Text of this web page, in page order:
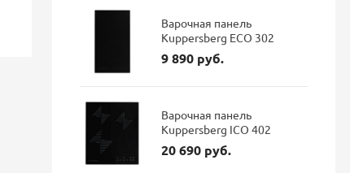
Экономия: 18 350 руб.
Наличие: В наличии
Варочная панель
Kuppersberg ECO 302
9 890 руб.
Варочная панель
Kuppersberg ICO 402
20 690 руб.